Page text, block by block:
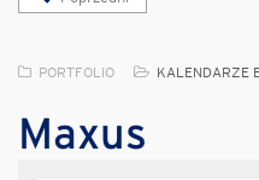
PORTFOLIO KALENDARZE
Maxus